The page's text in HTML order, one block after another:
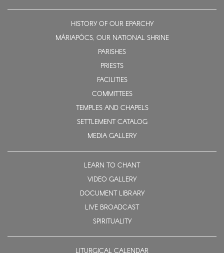
HISTORY OF OUR EPARCHY
MÁRIAPÓCS, OUR NATIONAL SHRINE
PARISHES
PRIESTS
FACILITIES
COMMITTEES
TEMPLES AND CHAPELS
SETTLEMENT CATALOG
MEDIA GALLERY
LEARN TO CHANT
VIDEO GALLERY
DOCUMENT LIBRARY
LIVE BROADCAST
SPIRITUALITY
LITURGICAL CALENDAR